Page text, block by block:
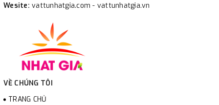
Wesite: vattunhatgia.com - vattunhatgia.vn
VỀ CHÚNG TÔI
TRANG CHỦ